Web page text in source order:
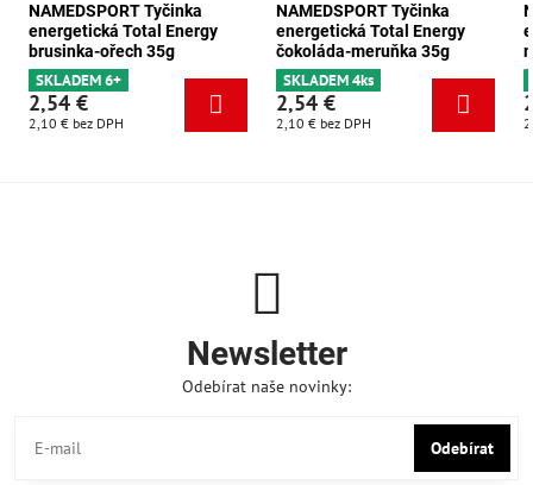
NAMEDSPORT Tyčinka
energetická Total Energy
brusinka-ořech 35g
SKLADEM 6+
2,54 €
2,10 € bez DPH
NAMEDSPORT Tyčinka
energetická Total Energy
čokoláda-meruňka 35g
SKLADEM 4ks
2,54 €
2,10 € bez DPH
Newsletter
Odebírat naše novinky:
Odebírat